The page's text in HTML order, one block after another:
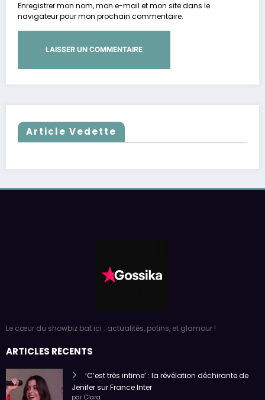
Enregistrer mon nom, mon e-mail et mon site dans le
navigateur pour mon prochain commentaire.
Article Vedette
Le cœur du showbiz bat ici : actualités, potins, et glamour !
ARTICLES RÉCENTS
‘C’est très intime’ : la révélation déchirante de
Jenifer sur France Inter
par Clara